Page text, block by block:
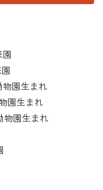
園
物園生まれ
園生まれ
物園生まれ